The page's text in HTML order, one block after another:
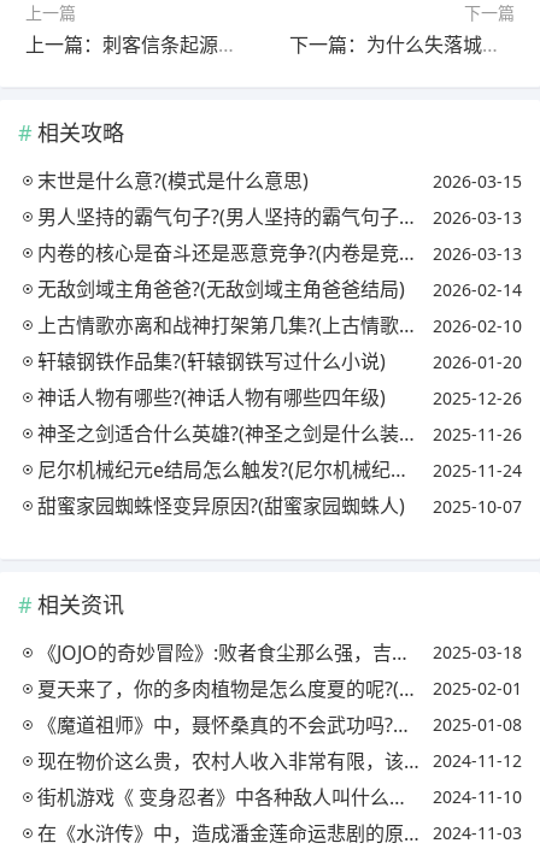
上一篇
上一篇：刺客信条起源重复挑战神邸有没有奖励?(刺客信条起源神祗试炼)
下一篇
下一篇：为什么失落城堡还登录不上解决方法?(为什么失落城堡登录失败)
相关攻略
末世是什么意?(模式是什么意思) 2026-03-15
男人坚持的霸气句子?(男人坚持的霸气句子图片) 2026-03-13
内卷的核心是奋斗还是恶意竞争?(内卷是竞争,它来自于欲望和惰性) 2026-03-13
无敌剑域主角爸爸?(无敌剑域主角爸爸结局) 2026-02-14
上古情歌亦离和战神打架第几集?(上古情歌烈阳是第几集变成人的) 2026-02-10
轩辕钢铁作品集?(轩辕钢铁写过什么小说) 2026-01-20
神话人物有哪些?(神话人物有哪些四年级) 2025-12-26
神圣之剑适合什么英雄?(神圣之剑是什么装备) 2025-11-26
尼尔机械纪元e结局怎么触发?(尼尔机械纪元e结局小游戏怎么过) 2025-11-24
甜蜜家园蜘蛛怪变异原因?(甜蜜家园蜘蛛人) 2025-10-07
相关资讯
《JOJO的奇妙冒险》:败者食尘那么强，吉良吉影到底输在哪?你怎么看? 2025-03-18
夏天来了，你的多肉植物是怎么度夏的呢?(多肉如何度夏) 2025-02-01
《魔道祖师》中，聂怀桑真的不会武功吗?那凭什么做家主?为何这么久没人敢动他? 2025-01-08
现在物价这么贵，农村人收入非常有限，该如何在农村生存呢?(农村的物价比城里还贵) 2024-11-12
街机游戏《 变身忍者》中各种敌人叫什么名字，有哪些特技?有哪几个小BOSS? 2024-11-10
在《水浒传》中，造成潘金莲命运悲剧的原因有哪些?(潘金莲在水浒传中的人物形象) 2024-11-03